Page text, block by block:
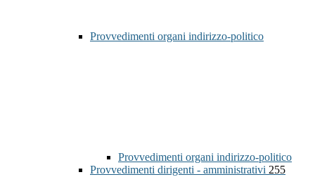
Provvedimenti organi indirizzo-politico
Provvedimenti organi indirizzo-politico
Provvedimenti dirigenti - amministrativi 255